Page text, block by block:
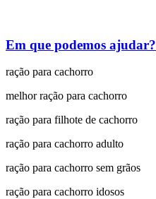
Em que podemos ajudar?
ração para cachorro
melhor ração para cachorro
ração para filhote de cachorro
ração para cachorro adulto
ração para cachorro sem grãos
ração para cachorro idosos